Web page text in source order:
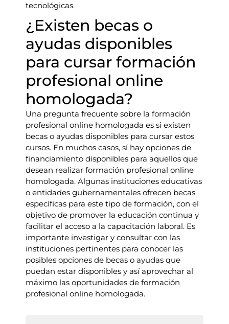
tecnológicas.
¿Existen becas o
ayudas disponibles
para cursar formación
profesional online
homologada?
Una pregunta frecuente sobre la formación
profesional online homologada es si existen
becas o ayudas disponibles para cursar estos
cursos. En muchos casos, sí hay opciones de
financiamiento disponibles para aquellos que
desean realizar formación profesional online
homologada. Algunas instituciones educativas
o entidades gubernamentales ofrecen becas
específicas para este tipo de formación, con el
objetivo de promover la educación continua y
facilitar el acceso a la capacitación laboral. Es
importante investigar y consultar con las
instituciones pertinentes para conocer las
posibles opciones de becas o ayudas que
puedan estar disponibles y así aprovechar al
máximo las oportunidades de formación
profesional online homologada.